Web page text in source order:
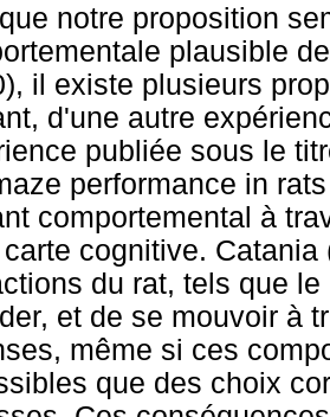
notre proposition
plausible
il existe plusieurs
d'une autre
publiée sous le
performance in
comportemental à
cognitive.
du rat, tels que
et de se mouvoir à
même si ces
que des choix